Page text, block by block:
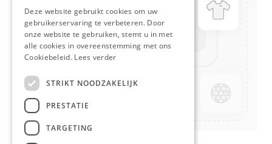
Deze website gebruikt cookies om uw
gebruikerservaring te verbeteren. Door
onze website te gebruiken, stemt u in met
alle cookies in overeenstemming met ons
Cookiebeleid. Lees verder
STRIKT NOODZAKELIJK
PRESTATIE
TARGETING